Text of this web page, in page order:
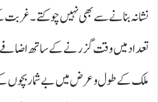
نشانہ بنانے سے بھی نہیں چوکتے۔ غربت
تعداد میں وقت گزرنے کے ساتھ اضافے
ملک کے طول و عرض میں بے شمار بچوں